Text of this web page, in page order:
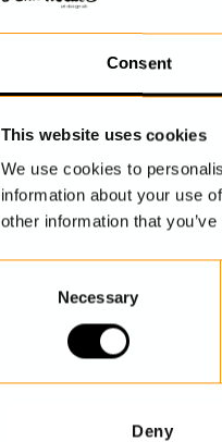
Consent
This website uses cookies
We use cookies to
information about your use
other information that
Necessary
Deny